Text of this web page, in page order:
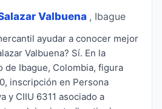
Valbuena , Ibague
ayudar a conocer mejor
Valbuena? Sí. En la
de Ibague, Colombia, figura
inscripción en Persona
y CIIU 6311 asociado a